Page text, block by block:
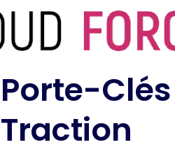
Porte-
Traction